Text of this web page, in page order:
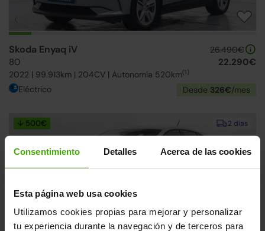
Consentimiento Detalles Acerca de las cookies
Esta página web usa cookies
Utilizamos cookies propias para mejorar y personalizar
tu experiencia durante la navegación y de terceros para
Skoda Enyaq iV
80
2022 | 99.913km | 204CV | Autonomía 520km(1)
26.490€
22.290€
Eléctrico Desde 326€/mes
2 días
↓ 500€